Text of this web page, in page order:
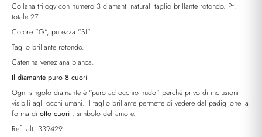
Collana trilogy con numero 3 diamanti naturali taglio brillante rotondo. Pt.
totale 27
Colore "G", purezza "SI".
Taglio brillante rotondo.
Catenina veneziana bianca.
Il diamante puro 8 cuori
Ogni singolo diamante è "puro ad occhio nudo" perché privo di inclusioni
visibili agli occhi umani. Il taglio brillante permette di vedere dal padiglione la
forma di otto cuori , simbolo dell'amore.
Ref. alt. 339429